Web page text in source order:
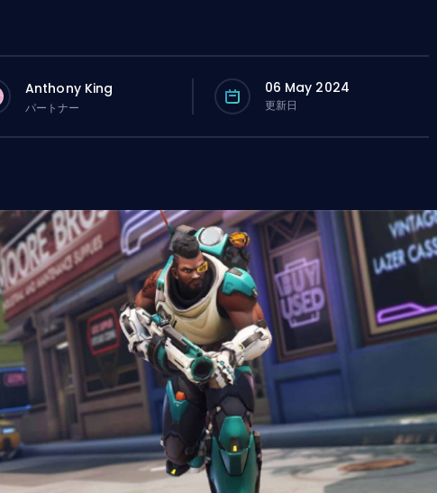
Anthony King
パートナー
06 May 2024
更新日